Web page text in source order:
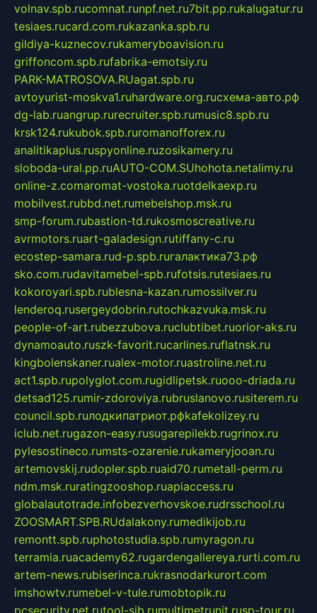
volnav.spb.rucomnat.runpf.net.ru7bit.pp.rukalugatur.ru
tesiaes.rucard.com.rukazanka.spb.ru
gildiya-kuznecov.rukameryboavision.ru
griffoncom.spb.rufabrika-emotsiy.ru
PARK-MATROSOVA.RUagat.spb.ru
avtoyurist-moskva1.ruhardware.org.ruсхема-авто.рф
dg-lab.ruangrup.rurecruiter.spb.rumusic8.spb.ru
krsk124.rukubok.spb.ruromanofforex.ru
analitikaplus.ruspyonline.ruzosikamery.ru
sloboda-ural.pp.ruAUTO-COM.SUhohota.netalimy.ru
online-z.comaromat-vostoka.ruotdelkaexp.ru
mobilvest.rubbd.net.rumebelshop.msk.ru
smp-forum.rubastion-td.rukosmoscreative.ru
avrmotors.ruart-galadesign.rutiffany-c.ru
ecostep-samara.rud-p.spb.ruгалактика73.рф
sko.com.rudavitamebel-spb.rufotsis.rutesiaes.ru
kokoroyari.spb.rublesna-kazan.rumossilver.ru
lenderoq.rusergeydobrin.rutochkazvuka.msk.ru
people-of-art.rubezzubova.ruclubtibet.ruorior-aks.ru
dynamoauto.ruszk-favorit.rucarlines.ruflatnsk.ru
kingbolenskaner.rualex-motor.ruastroline.net.ru
act1.spb.rupolyglot.com.rugidlipetsk.ruooo-driada.ru
detsad125.rumir-zdoroviya.rubruslanovo.rusiterem.ru
council.spb.ruлодкипатриот.рфkafekolizey.ru
iclub.net.rugazon-easy.rusugarepilekb.rugrinox.ru
pylesostineco.rumsts-ozarenie.rukameryjooan.ru
artemovskij.rudopler.spb.ruaid70.rumetall-perm.ru
ndm.msk.ruratingzooshop.ruapiaccess.ru
globalautotrade.infobezverhovskoe.rudrsschool.ru
ZOOSMART.SPB.RUdalakony.rumedikijob.ru
remontt.spb.ruphotostudia.spb.rumyragon.ru
terramia.ruacademy62.rugardengallereya.rurti.com.ru
artem-news.rubiserinca.rukrasnodarkurort.com
imshowtv.rumebel-v-tule.rumobtopik.ru
pcsecurity.net.rutool-sib.rumultimetrunit.rusp-tour.ru